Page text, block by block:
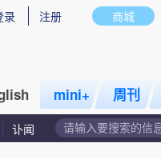
商城
录 注册
mini+ 周刊
讣闻